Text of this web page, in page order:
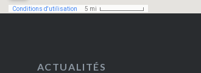
ACTUALITÉS